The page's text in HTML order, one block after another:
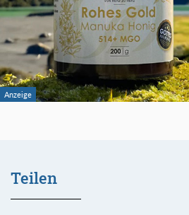
Teilen